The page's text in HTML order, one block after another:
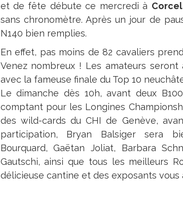
et de fête débute ce mercredi à
sans chronomètre. Après un jour de
N140 bien remplies.
En effet, pas moins de 82 cavaliers
Venez nombreux ! Les amateurs seront
avec la fameuse finale du Top 10
Le dimanche dès 10h, avant deux
comptant pour les Longines
des wild-cards du CHI de Genève,
participation, Bryan Balsiger
Bourquard, Gaëtan Joliat, Barbara
Gautschi, ainsi que tous les meilleurs
délicieuse cantine et des exposants